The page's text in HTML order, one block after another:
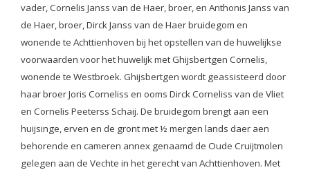
vader, Cornelis Janss van de Haer, broer, en Anthonis Janss van
de Haer, broer, Dirck Janss van de Haer bruidegom en
wonende te Achttienhoven bij het opstellen van de huwelijkse
voorwaarden voor het huwelijk met Ghijsbertgen Cornelis,
wonende te Westbroek. Ghijsbertgen wordt geassisteerd door
haar broer Joris Corneliss en ooms Dirck Corneliss van de Vliet
en Cornelis Peeterss Schaij. De bruidegom brengt aan een
huijsinge, erven en de gront met ½ mergen lands daer aen
behorende en cameren annex genaamd de Oude Cruijtmolen
gelegen aan de Vechte in het gerecht van Achttienhoven. Met